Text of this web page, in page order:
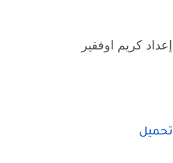
كريم اوفقير
تحميل